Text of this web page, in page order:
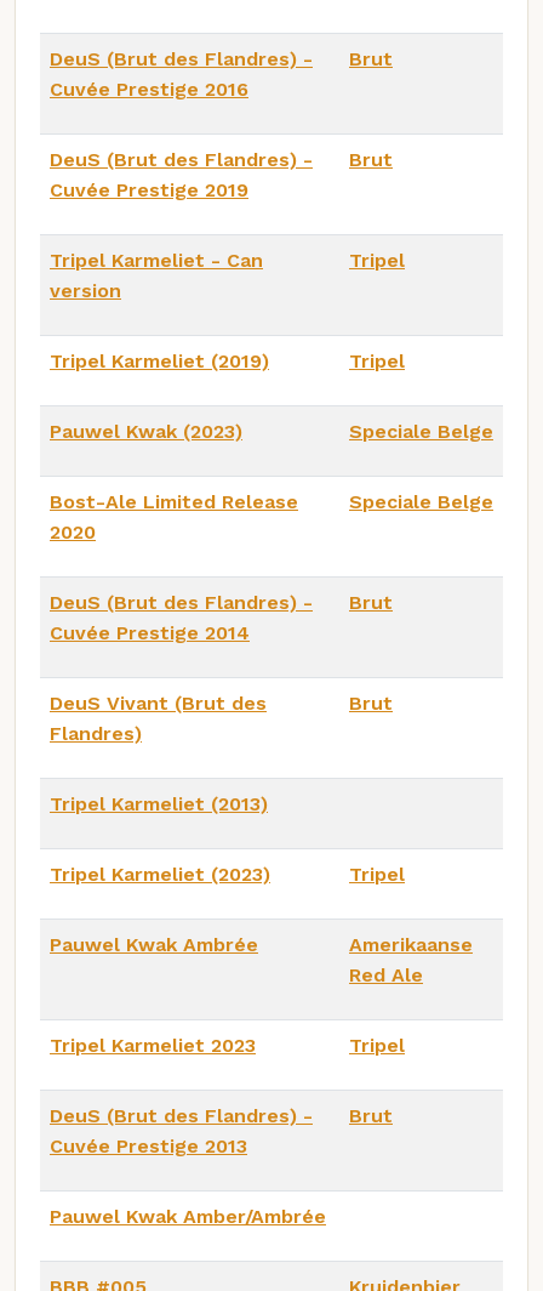
DeuS (Brut des Flandres) -
Cuvée Prestige 2016
Brut
DeuS (Brut des Flandres) -
Cuvée Prestige 2019
Brut
Tripel Karmeliet - Can
version
Tripel
Tripel Karmeliet (2019) Tripel
Pauwel Kwak (2023) Speciale Belge
Bost-Ale Limited Release
2020
Speciale Belge
DeuS (Brut des Flandres) -
Cuvée Prestige 2014
Brut
DeuS Vivant (Brut des
Flandres)
Brut
Tripel Karmeliet (2013)
Tripel Karmeliet (2023) Tripel
Pauwel Kwak Ambrée
Amerikaanse
Red Ale
Tripel Karmeliet 2023 Tripel
DeuS (Brut des Flandres) -
Cuvée Prestige 2013
Brut
Pauwel Kwak Amber/Ambrée